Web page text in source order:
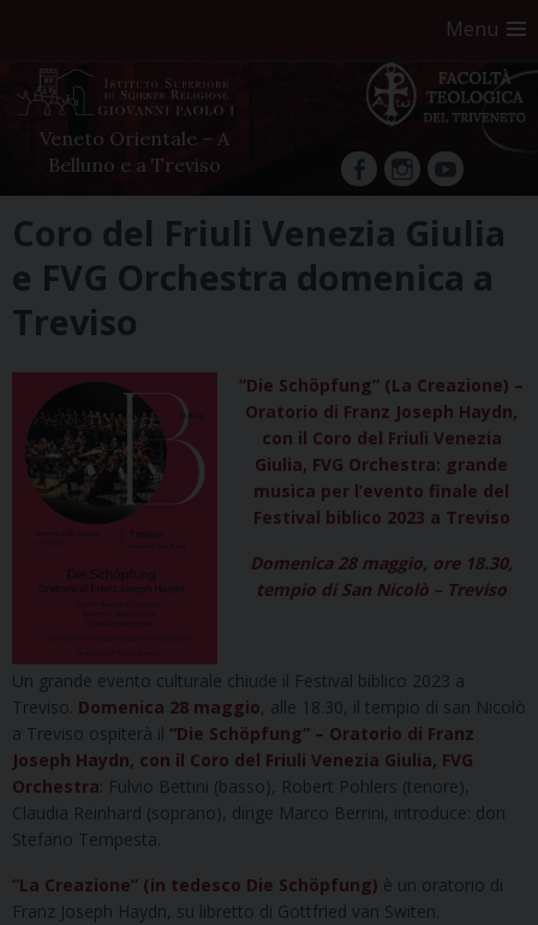
Menu
Veneto Orientale – A
Belluno e a Treviso
facebookInstagram
YouTube
to
content
Coro del Friuli Venezia Giulia
e FVG Orchestra domenica a
Treviso
“Die Schöpfung” (La Creazione) –
Oratorio di Franz Joseph Haydn,
con il Coro del Friuli Venezia
Giulia, FVG Orchestra: grande
musica per l’evento finale del
Festival biblico 2023 a Treviso
Domenica 28 maggio, ore 18.30,
tempio di San Nicolò – Treviso
Un grande evento culturale chiude il Festival biblico 2023 a
Treviso. Domenica 28 maggio, alle 18.30, il tempio di san Nicolò
a Treviso ospiterà il “Die Schöpfung” – Oratorio di Franz
Joseph Haydn, con il Coro del Friuli Venezia Giulia, FVG
Orchestra: Fulvio Bettini (basso), Robert Pohlers (tenore),
Claudia Reinhard (soprano), dirige Marco Berrini, introduce: don
Stefano Tempesta.
“La Creazione” (in tedesco Die Schöpfung) è un oratorio di
Franz Joseph Haydn, su libretto di Gottfried van Switen.